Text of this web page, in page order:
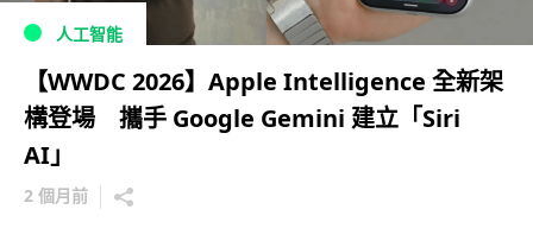
人工智能
【WWDC 2026】Apple Intelligence 全新架
構登場 攜手 Google Gemini 建立「Siri
AI」
2 個月前